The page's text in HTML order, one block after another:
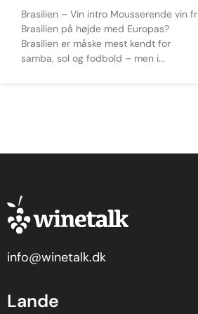
Brasilien – Vin intro Mousserende vin fra
Brasilien på højde med Europas?
Brasilien er måske mest kendt for
samba, sol og fodbold – men i
info@winetalk.dk
Lande